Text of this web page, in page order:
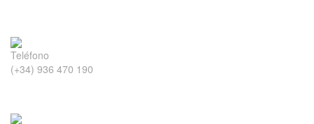
Teléfono
(+34) 936 470 190